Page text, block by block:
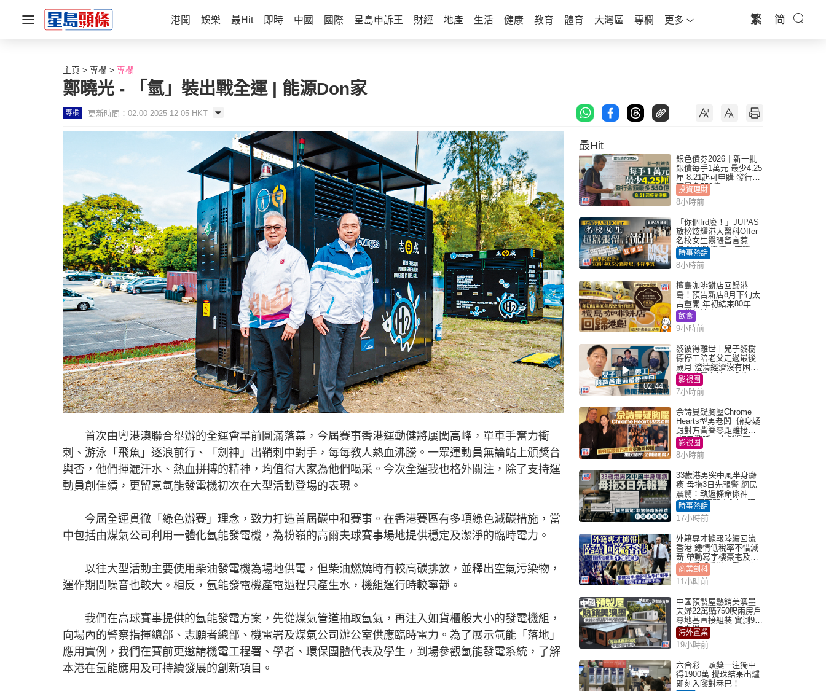
港聞 娛樂 最Hit 即時 中國 國際 星島申訴王 財經 地產 生活 健康 教育 體育 大灣區 專欄 更多 繁 简
主頁 專欄 專欄
鄭曉光 - 「氫」裝出戰全運 | 能源Don家
專欄 更新時間：02:00 2025-12-05 HKT
首次由粵港澳聯合舉辦的全運會早前圓滿落幕，今屆賽事香港運動健將屢闖高峰，單車手奮力衝
刺、游泳「飛魚」逐浪前行、「劍神」出鞘刺中對手，每每教人熱血沸騰。一眾運動員無論站上頒獎台
與否，他們揮灑汗水、熱血拼搏的精神，均值得大家為他們喝采。今次全運我也格外關注，除了支持運
動員創佳績，更留意氫能發電機初次在大型活動登場的表現。
今屆全運貫徹「綠色辦賽」理念，致力打造首屆碳中和賽事。在香港賽區有多項綠色減碳措施，當
中包括由煤氣公司利用一體化氫能發電機，為粉嶺的高爾夫球賽事場地提供穩定及潔淨的臨時電力。
以往大型活動主要使用柴油發電機為場地供電，但柴油燃燒時有較高碳排放，並釋出空氣污染物，
運作期間噪音也較大。相反，氫能發電機產電過程只產生水，機組運行時較寧靜。
我們在高球賽事提供的氫能發電方案，先從煤氣管道抽取氫氣，再注入如貨櫃般大小的發電機組，
向場內的警察指揮總部、志願者總部、機電署及煤氣公司辦公室供應臨時電力。為了展示氫能「落地」
應用實例，我們在賽前更邀請機電工程署、學者、環保團體代表及學生，到場參觀氫能發電系統，了解
本港在氫能應用及可持續發展的創新項目。
最Hit
銀色債券2026｜新一批
銀債每手1萬元 最少4.25
厘 8.21起可申購 發行金
額最多550億
投資理財
8小時前
「你個frd廢！」JUPAS
放榜炫耀港大醫科Offer
名校女生囂張留言惹眾
怒 醫學院澄清：宣稱
「40.5分獲錄取」不符事
實｜Juicy叮
時事熱話
8小時前
檀島咖啡餅店回歸港
島！預告新店8月下旬太
古重開 年初結束80年歷
史灣仔總店
飲食
9小時前
02:44
黎彼得離世丨兒子黎樹
德停工陪老父走過最後
歲月 澄清經濟沒有困
難：傳聞有誇張成份
影視圈
7小時前
佘詩曼疑胸壓Chrome
Hearts型男老闆 俯身疑
跟對方背脊零距離接觸
網民驚呼：企側邊唔
得？
影視圈
8小時前
33歲港男突中風半身癱
瘓 母拖3日先報警 網民
震驚：執返條命係神蹟
自爆2個惡習｜Juicy叮
時事熱話
17小時前
外籍專才據報陸續回流
香港 鍾情低稅率不惜減
薪 帶動寫字樓豪宅及學
位競爭「香港已重現生
機」
商業創科
11小時前
中國預製屋熱銷美澳墨
夫婦22萬購750呎兩房戶
零地基直接組裝 實測9個
月激讚
海外置業
19小時前
六合彩︱頭獎一注獨中
得1900萬 攪珠結果出爐
即刻入嚟對冧巴！